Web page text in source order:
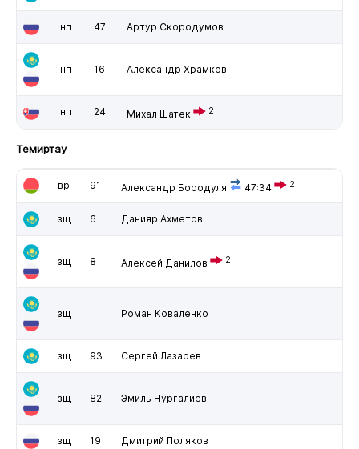
нп 47 Артур Скородумов
нп 16 Александр Храмков
нп 24 Михал Шатек 2
Темиртау
вр 91 Александр Бородуля 47:34 2
зщ 6 Данияр Ахметов
зщ 8 Алексей Данилов 2
зщ Роман Коваленко
зщ 93 Сергей Лазарев
зщ 82 Эмиль Нургалиев
зщ 19 Дмитрий Поляков